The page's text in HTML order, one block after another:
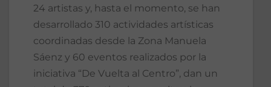
24 artistas y, hasta el momento, se han
desarrollado 310 actividades artísticas
coordinadas desde la Zona Manuela
Sáenz y 60 eventos realizados por la
iniciativa “De Vuelta al Centro”, dan un